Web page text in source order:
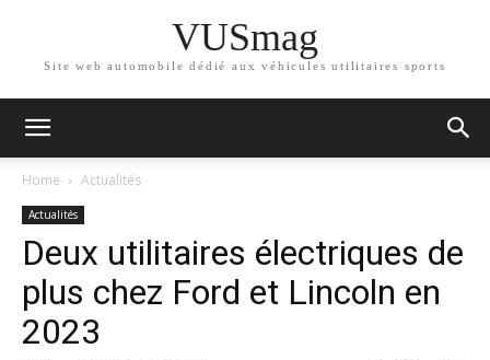
VUSmag
Site web automobile dédié aux véhicules utilitaires sports
Home Actualités
Actualités
Deux utilitaires électriques de
plus chez Ford et Lincoln en
2023